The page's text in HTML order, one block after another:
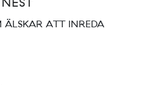
ÄLSKAR ATT INREDA